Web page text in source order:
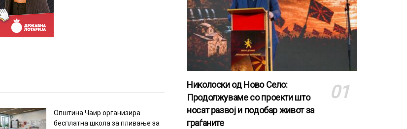
Општина Чаир организира
бесплатна школа за пливање за
Николоски од Ново Село:
Продолжуваме со проекти што
носат развој и подобар живот за
граѓаните